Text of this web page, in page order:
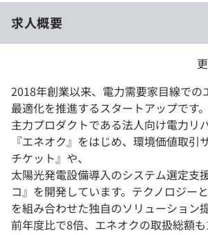
契約内容・クーポン
求人概要
2018年創業以来、電力需要家目線での
最適化を推進するスタートアップです。
主力プロダクトである法人向け電力リ
『エネオク』をはじめ、環境価値取引
チケット』や、
太陽光発電設備導入のシステム選定支
コ』を開発しています。テクノロジー
を組み合わせた独自のソリューション
前年度比で8倍、エネオクの取扱総額